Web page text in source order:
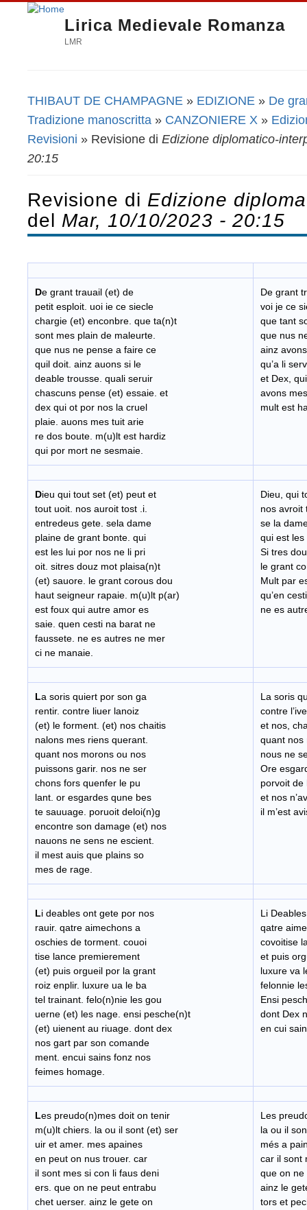
Lirica Medievale Romanza
LMR
Tu sei qui
THIBAUT DE CHAMPAGNE » EDIZIONE » De
Tradizione manoscritta » CANZONIERE X »
Revisioni » Revisione di Edizione diplomatico-
20:15
Revisione di Edizione
del Mar, 10/10/2023 - 20:15
De grant trauail (et) de
petit esploit. uoi ie ce siecle
chargie (et) enconbre. que ta(n)t
sont mes plain de maleurte.
que nus ne pense a faire ce
quil doit. ainz auons si le
deable trousse. quali seruir
chascuns pense (et) essaie. et
dex qui ot por nos la cruel
plaie. auons mes tuit arie
re dos boute. m(u)lt est hardiz
qui por mort ne sesmaie.
De grant
voi je ce
que tant
que nus
ainz
qu’a li
et Dex,
avons
mult est
Dieu qui tout set (et) peut et
tout uoit. nos auroit tost .i.
entredeus gete. sela dame
plaine de grant bonte. qui
est les lui por nos ne li pri
oit. sitres douz mot plaisa(n)t
(et) sauore. le grant corous dou
haut seigneur rapaie. m(u)lt p(ar)
est foux qui autre amor es
saie. quen cesti na barat ne
faussete. ne es autres ne mer
ci ne manaie.
Dieu, qui
nos avroit
se la
qui est
Si tres
le grant
Mult par
qu’en
ne es
La soris quiert por son ga
rentir. contre liuer lanoiz
(et) le forment. (et) nos chaitis
nalons mes riens querant.
quant nos morons ou nos
puissons garir. nos ne ser
chons fors quenfer le pu
lant. or esgardes qune bes
te sauuage. poruoit deloi(n)g
encontre son damage (et) nos
nauons ne sens ne escient.
il mest auis que plains so
mes de rage.
La soris
contre
et nos,
quant nos
nous ne
Ore
porvoit de
et nos
il m’est
Li deables ont gete por nos
rauir. qatre aimechons a
oschies de torment. couoi
tise lance premierement
(et) puis orgueil por la grant
roiz enplir. luxure ua le ba
tel trainant. felo(n)nie les gou
uerne (et) les nage. ensi pesche(n)t
(et) uienent au riuage. dont dex
nos gart par son comande
ment. encui sains fonz nos
feimes homage.
Li
qatre
covoitise
et puis
luxure va
felonnie
Ensi
dont Dex
en cui
Les preudo(n)mes doit on tenir
m(u)lt chiers. la ou il sont (et) ser
uir et amer. mes apaines
en peut on nus trouer. car
il sont mes si con li faus deni
ers. que on ne peut entrabu
chet uerser. ainz le gete on
Les
la ou il
més a
car il sont
que on ne
ainz le
tors et